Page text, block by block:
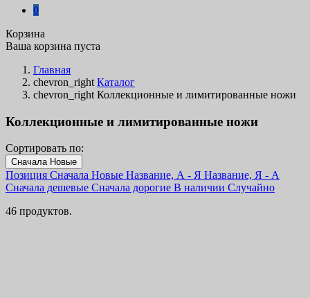
0
Корзина
Ваша корзина пуста
Главная
chevron_right Каталог
chevron_right Коллекционные и лимитированные ножи
Коллекционные и лимитированные ножи
Фильтры
Очистить
В наличии
В наличии
Сортировать по:
Сначала Новые
Позиция Сначала Новые Название, А - Я Название, Я - А
Сначала дешевые Сначала дорогие В наличии Случайно
46 продуктов.